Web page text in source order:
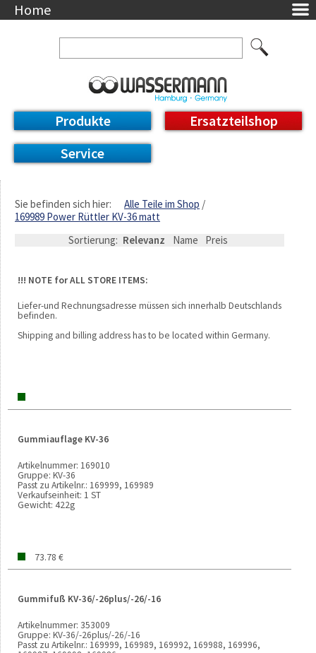
Home
Ansprechpartner
Datenschutzerklärung
Messetermine
Downloads
Feinwerk
DE / EN
Deutsch
English
Produkte
Ersatzteilshop
Service
Sie befinden sich hier:
Alle Teile im Shop
169989 Power Rüttler KV-36 matt
Sortierung: Relevanz Name Preis
!!! NOTE for ALL STORE ITEMS:
Liefer-und Rechnungsadresse müssen sich innerhalb Deutschlands
befinden.
Shipping and billing address has to be located within Germany.
Gummiauflage KV-36
Artikelnummer: 169010
Gruppe: KV-36
Passt zu Artikelnr.: 169999, 169989
Verkaufseinheit: 1 ST
Gewicht: 422g
73.78 €
Gummifuß KV-36/-26plus/-26/-16
Artikelnummer: 353009
Gruppe: KV-36/-26plus/-26/-16
Passt zu Artikelnr.: 169999, 169989, 169992, 169988, 169996,